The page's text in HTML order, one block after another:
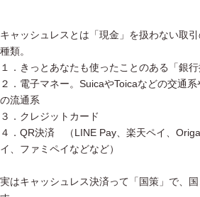
キャッシュレスとは「現金」を扱わない取
種類。
１．きっとあなたも使ったことのある「銀行
２．電子マネー。SuicaやToicaなどの交通
の流通系
３．クレジットカード
４．QR決済 （LINE Pay、楽天ペイ、
イ、ファミペイなどなど）
実はキャッシュレス決済って「国策」で、